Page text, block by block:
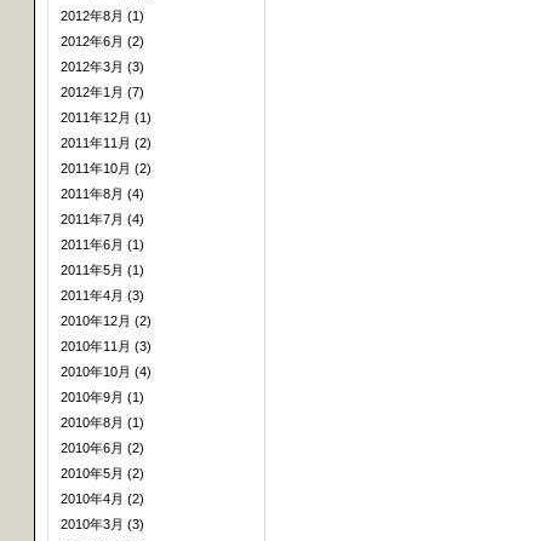
2012年8月 (1)
2012年6月 (2)
2012年3月 (3)
2012年1月 (7)
2011年12月 (1)
2011年11月 (2)
2011年10月 (2)
2011年8月 (4)
2011年7月 (4)
2011年6月 (1)
2011年5月 (1)
2011年4月 (3)
2010年12月 (2)
2010年11月 (3)
2010年10月 (4)
2010年9月 (1)
2010年8月 (1)
2010年6月 (2)
2010年5月 (2)
2010年4月 (2)
2010年3月 (3)